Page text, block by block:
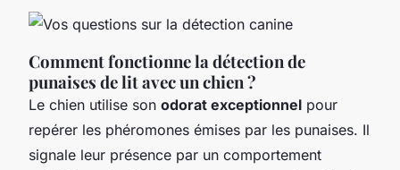
Comment fonctionne la détection de
punaises de lit avec un chien ?
Le chien utilise son odorat exceptionnel pour
repérer les phéromones émises par les punaises. Il
signale leur présence par un comportement